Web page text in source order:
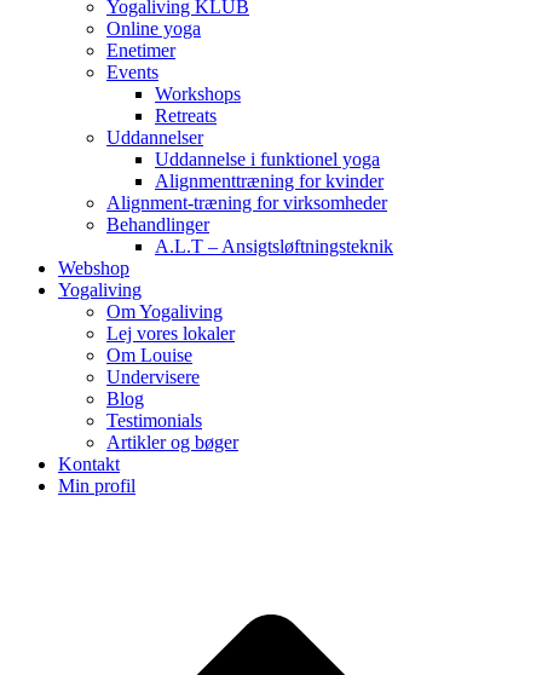
Yogaliving KLUB
Online yoga
Enetimer
Events
Workshops
Retreats
Uddannelser
Uddannelse i funktionel yoga
Alignmenttræning for kvinder
Alignment-træning for virksomheder
Behandlinger
A.L.T – Ansigtsløftningsteknik
Webshop
Yogaliving
Om Yogaliving
Lej vores lokaler
Om Louise
Undervisere
Blog
Testimonials
Artikler og bøger
Kontakt
Min profil